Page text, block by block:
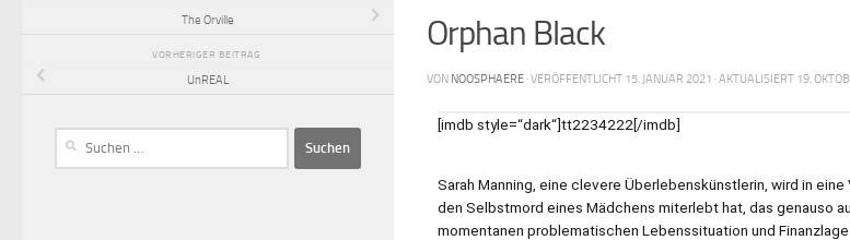
Orphan Black
VON NOOSPHAERE · VERÖFFENTLICHT 15. JANUAR 2021 · AKTUALISIERT 19.
[imdb style=“dark“]tt2234222[/imdb]
Sarah Manning, eine clevere Überlebenskünstlerin, wird in
den Selbstmord eines Mädchens miterlebt hat, das genauso
momentanen problematischen Lebenssituation und
The Orville
VORHERIGER BEITRAG
UnREAL